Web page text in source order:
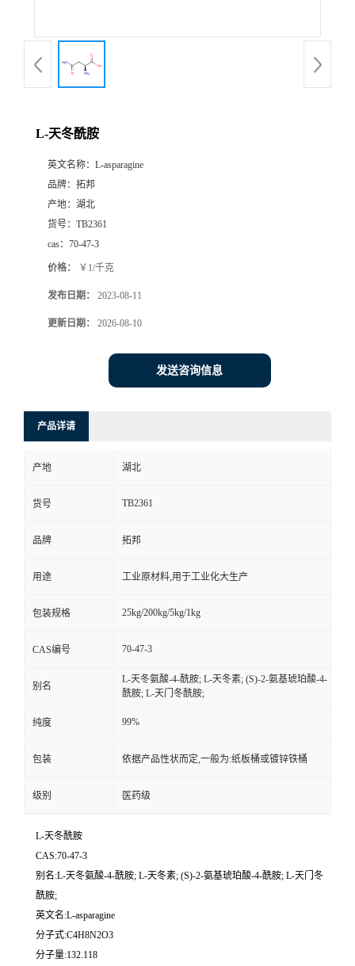
L-天冬酰胺
英文名称： L-asparagine
品牌： 拓邦
产地： 湖北
货号： TB2361
cas： 70-47-3
价格： ￥1/千克
发布日期： 2023-08-11
更新日期： 2026-08-10
发送咨询信息
产品详请
产地 湖北
货号 TB2361
品牌 拓邦
用途 工业原材料,用于工业化大生产
包装规格 25kg/200kg/5kg/1kg
CAS编号 70-47-3
别名
L-天冬氨酸-4-酰胺; L-天冬素; (S)-2-氨基琥珀酸-4-
酰胺; L-天门冬酰胺;
纯度 99%
包装 依据产品性状而定,一般为:纸板桶或镀锌铁桶
级别 医药级
L-天冬酰胺
CAS:70-47-3
别名:L-天冬氨酸-4-酰胺; L-天冬素; (S)-2-氨基琥珀酸-4-酰胺; L-天门冬
酰胺;
英文名:L-asparagine
分子式:C4H8N2O3
分子量:132.118